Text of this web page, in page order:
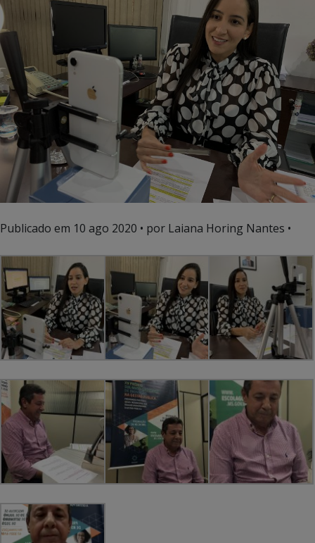
Publicado em 10 ago 2020 • por Laiana Horing Nantes •